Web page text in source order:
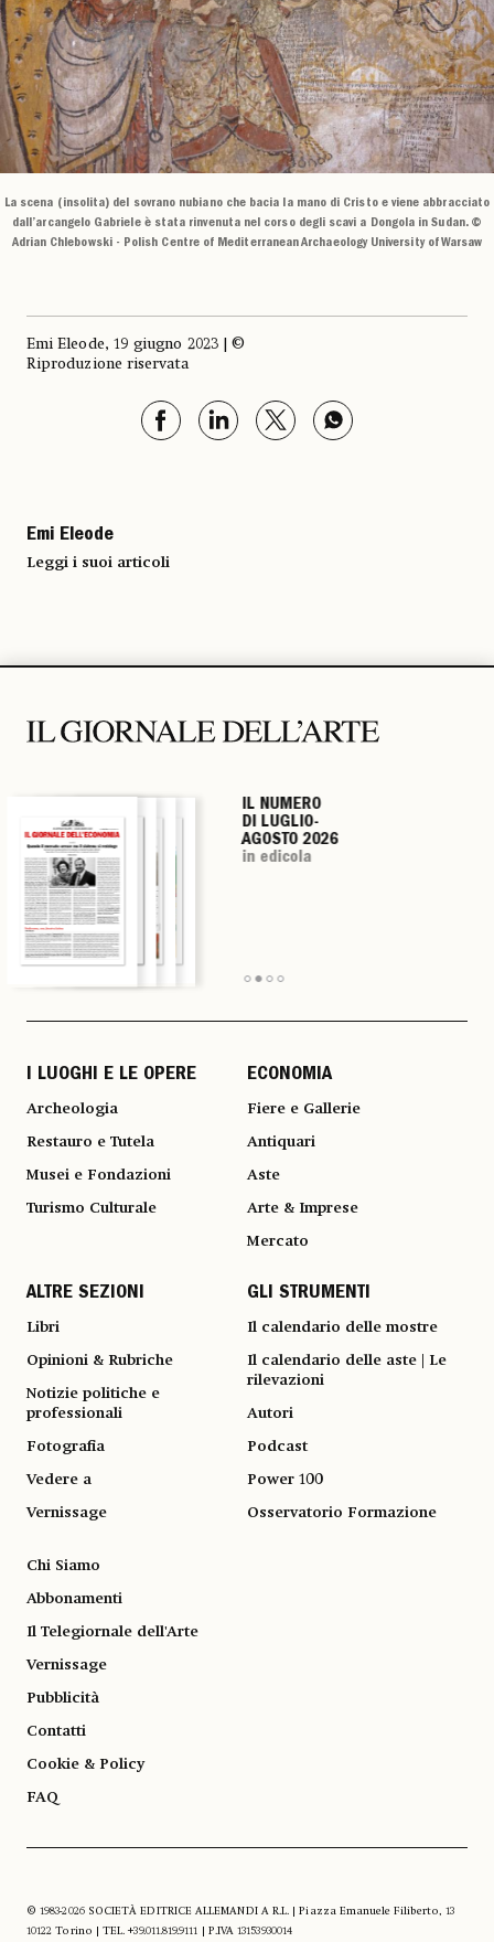
La scena (insolita) del sovrano nubiano che bacia la mano di Cristo e viene abbracciato
dall’arcangelo Gabriele è stata rinvenuta nel corso degli scavi a Dongola in Sudan. ©
Adrian Chlebowski - Polish Centre of Mediterranean Archaeology University of Warsaw
Emi Eleode, 19 giugno 2023 | ©
Riproduzione riservata
Emi Eleode
Leggi i suoi articoli
IL NUMERO
DI LUGLIO-
AGOSTO 2026
in edicola
IL NUMERO
DI LUGLIO-
AGOSTO 2026
in edicola
IL NUMERO
DI LUGLIO-
AGOSTO 2026
in edicola
IL NUMERO
DI LUGLIO-
AGOSTO 2026
in edicola
I LUOGHI E LE OPERE
Archeologia
Restauro e Tutela
Musei e Fondazioni
Turismo Culturale
ECONOMIA
Fiere e Gallerie
Antiquari
Aste
Arte & Imprese
Mercato
ALTRE SEZIONI
Libri
Opinioni & Rubriche
Notizie politiche e
professionali
Fotografia
Vedere a
Vernissage
GLI STRUMENTI
Il calendario delle mostre
Il calendario delle aste | Le
rilevazioni
Autori
Podcast
Power 100
Osservatorio Formazione
Chi Siamo
Abbonamenti
Il Telegiornale dell'Arte
Vernissage
Pubblicità
Contatti
Cookie & Policy
FAQ
© 1983-2026 SOCIETÀ EDITRICE ALLEMANDI A R.L. | Piazza Emanuele Filiberto, 13
10122 Torino | TEL. +39.011.819.9111 | P.IVA 13153930014